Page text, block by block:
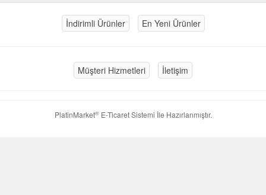
İndirimli Ürünler En Yeni Ürünler
Müşteri Hizmetleri İletişim
PlatinMarket®E-Ticaret Sistemi İle Hazırlanmıştır.